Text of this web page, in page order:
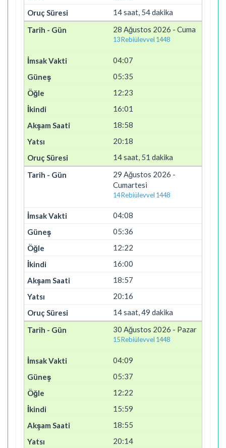
14 saat, 54 dakika
28 Ağustos 2026 - Cuma
13 Rebiülevvel 1448
04:07
05:35
12:23
16:01
18:58
20:18
14 saat, 51 dakika
29 Ağustos 2026 -
Cumartesi
14 Rebiülevvel 1448
04:08
05:36
12:22
16:00
18:57
20:16
14 saat, 49 dakika
30 Ağustos 2026 - Pazar
15 Rebiülevvel 1448
04:09
05:37
12:22
15:59
18:55
20:14